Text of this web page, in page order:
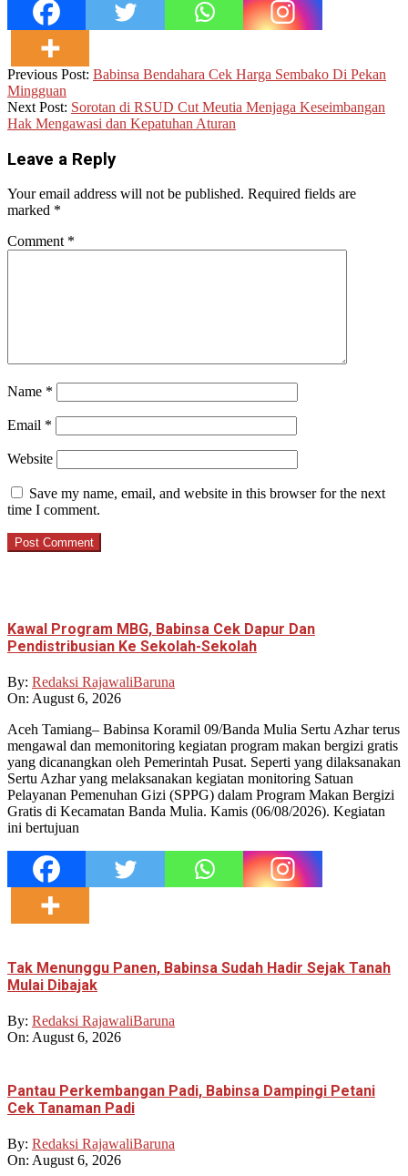
2026-
06-
30
Previous Post: Babinsa Bendahara Cek Harga Sembako Di Pekan
Mingguan
Next Post: Sorotan di RSUD Cut Meutia Menjaga Keseimbangan
Hak Mengawasi dan Kepatuhan Aturan
Leave a Reply
Your email address will not be published. Required fields are
marked *
Comment *
Name *
Email *
Website
Save my name, email, and website in this browser for the next
time I comment.
Kawal Program MBG, Babinsa Cek Dapur Dan
Pendistribusian Ke Sekolah-Sekolah
By: Redaksi RajawaliBaruna
On: August 6, 2026
Aceh Tamiang– Babinsa Koramil 09/Banda Mulia Sertu Azhar terus
mengawal dan memonitoring kegiatan program makan bergizi gratis
yang dicanangkan oleh Pemerintah Pusat. Seperti yang dilaksanakan
Sertu Azhar yang melaksanakan kegiatan monitoring Satuan
Pelayanan Pemenuhan Gizi (SPPG) dalam Program Makan Bergizi
Gratis di Kecamatan Banda Mulia. Kamis (06/08/2026). Kegiatan
ini bertujuan
Tak Menunggu Panen, Babinsa Sudah Hadir Sejak Tanah
Mulai Dibajak
By: Redaksi RajawaliBaruna
On: August 6, 2026
Pantau Perkembangan Padi, Babinsa Dampingi Petani
Cek Tanaman Padi
By: Redaksi RajawaliBaruna
On: August 6, 2026